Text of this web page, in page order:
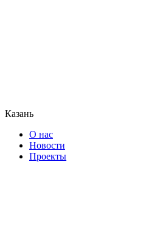
Казань
О нас
Новости
Проекты